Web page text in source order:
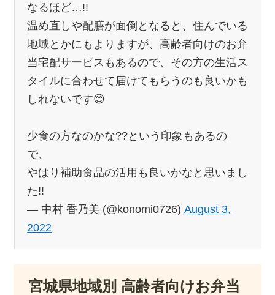
なるほど…!!
温め直しや配膳が面倒となると、住んでいる
地域とかにもよりますが、高齢者向けのお弁
当宅配サービスもあるので、その方の生活ス
タイルに合わせて届けてもらうのも良いかも
しれないです😊
少食の方なのかな??という印象もあるの
で、
やはり補助食品の活用も良いかなと思いまし
た!!
— 中村 香乃美 (@konomi0726)August 3,
2022
宮城県地域別 高齢者向けお弁当